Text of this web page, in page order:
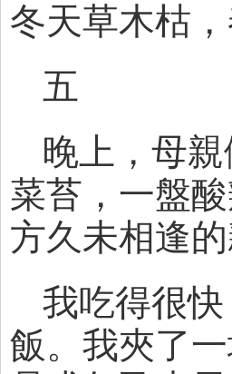
冬天草木枯
五
晚上，母
菜苔，一盤
方久未相逢的
我吃得很
飯。我夾了